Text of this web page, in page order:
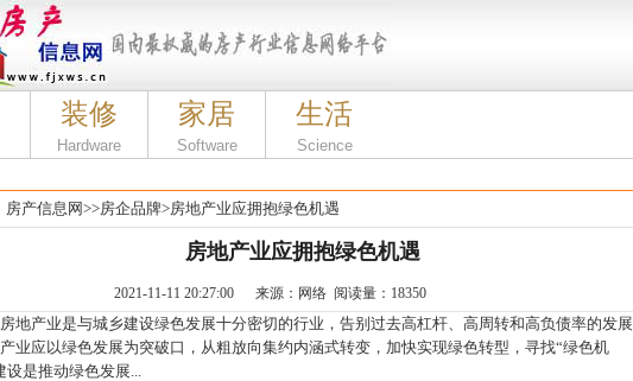
装修
Hardware
家居
Software
生活
Science
房产信息网>>房企品牌>房地产业应拥抱绿色机遇
房地产业应拥抱绿色机遇
2021-11-11 20:27:00 来源：网络 阅读量：18350
产业是与城乡建设绿色发展十分密切的行业，告别过去高杠杆、高周转和高负债率的发展
业应以绿色发展为突破口，从粗放向集约内涵式转变，加快实现绿色转型，寻找“绿色机
设是推动绿色发展...